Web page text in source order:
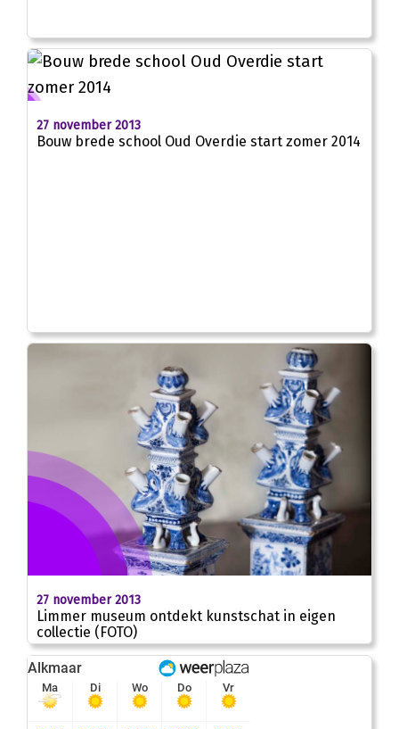
27 november 2013
Bouw brede school Oud Overdie start zomer 2014
27 november 2013
Limmer museum ontdekt kunstschat in eigen
collectie (FOTO)